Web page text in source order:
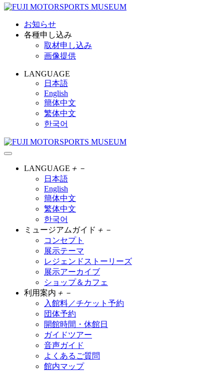
お知らせ
各種申し込み
取材申し込み
画像提供
LANGUAGE
日本語
English
簡体中文
繁体中文
한국어
LANGUAGE ＋ －
日本語
English
簡体中文
繁体中文
한국어
ミュージアムガイド ＋ －
コンセプト
展示テーマ
レジェンドストーリーズ
展示アーカイブ
ショップ＆カフェ
利用案内 ＋ －
入館料／チケット予約
団体予約
開館時間・休館日
ガイドツアー
音声ガイド
よくあるご質問
館内マップ